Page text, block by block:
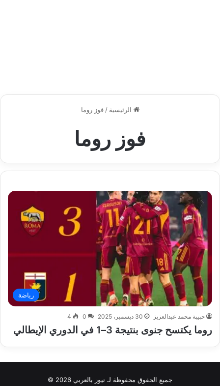
الرئيسية / فوز روما
فوز روما
رياضة
حبيبة محمد عبدالعزيز 30 ديسمبر، 2025 0
4
روما يكتسح جنوى بنتيجة 3–1 في الدوري الإيطالي
جميع الحقوق محفوظة لـ نيوز بالعربي 2026 ©